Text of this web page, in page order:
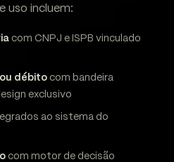
uso incluem:
com CNPJ e ISPB vinculado
débito com bandeira
exclusivo
ao sistema do
com motor de decisão